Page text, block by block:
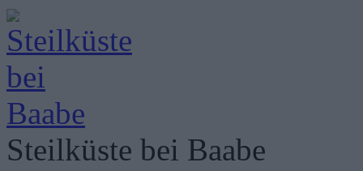
Steilküste bei Baabe